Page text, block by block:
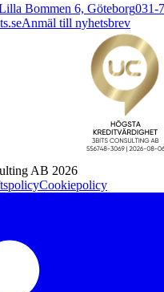
Bommen 6, Göteborg031-
Anmäl till nyhetsbrev
AB 2026
Cookiepolicy